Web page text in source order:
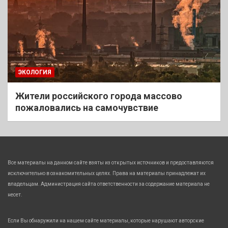
ЭКОЛОГИЯ
Жители российского города массово
пожаловались на самочувствие
Все материалы на данном сайте взяты из открытых источников и предоставляются
исключительно в ознакомительных целях. Права на материалы принадлежат их
владельцам. Администрация сайта ответственности за содержание материала не
несет.
Если Вы обнаружили на нашем сайте материалы, которые нарушают авторские